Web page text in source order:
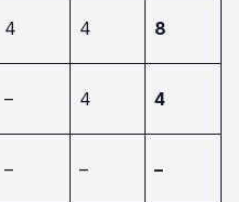
4 4 8
– 4 4
– – –